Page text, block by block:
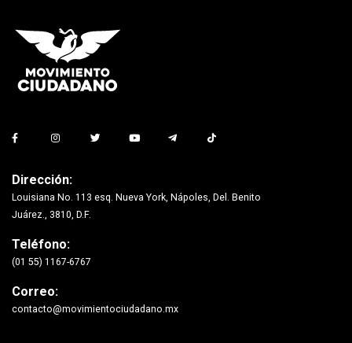
Dirección:
Louisiana No. 113 esq. Nueva York, Nápoles, Del. Benito
Juárez., 3810, D.F.
Teléfono:
(01 55) 1167-6767
Correo:
contacto@movimientociudadano.mx